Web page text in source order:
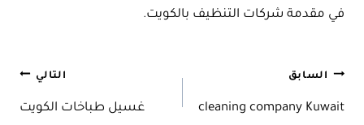
في مقدمة شركات التنظيف بالكويت.
تصفّح
المقالات
السابق
cleaning company Kuwait
التالي
غسيل طباخات الكويت